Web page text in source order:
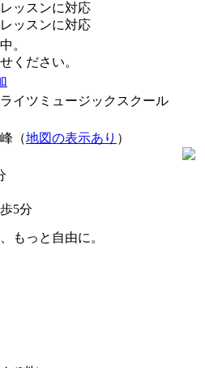
。
ください。
イツミュージックスクール
（地図の表示あり ）
5分
もっと自由に。